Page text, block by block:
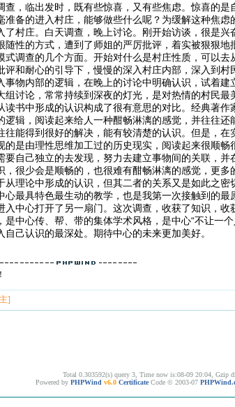
查，临出发时，既有些惊喜，又有些焦虑。惊喜的
准备的进入村庄，能够做些什么呢？为缓解这种焦
了村庄。白天调查，晚上讨论。刚开始访谈，很是
随性的方式，遭到了师姐的严厉批评，着实被狠狠
式调查的几个方面。开始对什么是村庄性质，可以
评和耐心的引导下，慢慢的深入村庄内部，深入到
事物内部的逻辑，在晚上的讨论中明确认识，试着
讨论，常常持续到深夜的灯光，是对热情的村民最
读书中形成的认识构成了很有意思的对比。经典著
逻辑，阅读起来给人一种酣畅淋漓的感觉，并往往
往能得到很好的解决，能有较清楚的认识。但是，
的是由理性思维加工过的历史现实，阅读起来很顺
要自己独立的去发现，努力去建立事物间的关联，
，很少会是顺畅的，也很难有酣畅淋漓的感觉，更
从理论中形成的认识，但其二者的关系又是如此之
心最具特色最生动的教学，也是我第一次接触到的
入中心打开了另一扇门。这次调查，收获了知识，
是中心传、帮、带的集体学术风格，是中心“不让一
己认识的最深处。期待中心的未来更加美好。
]
Total 0.303592(s) query 3, Time now is:08-09 20:04, Gzip
Powered by PHPWind v6.0 Certificate Code © 2003-07